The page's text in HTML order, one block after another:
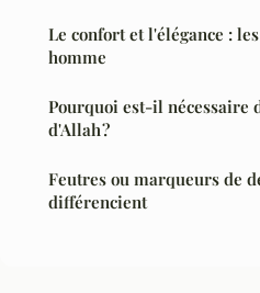
Le confort et l'élégance :
homme
Pourquoi est-il nécessaire
d'Allah ?
Feutres ou marqueurs de
différencient